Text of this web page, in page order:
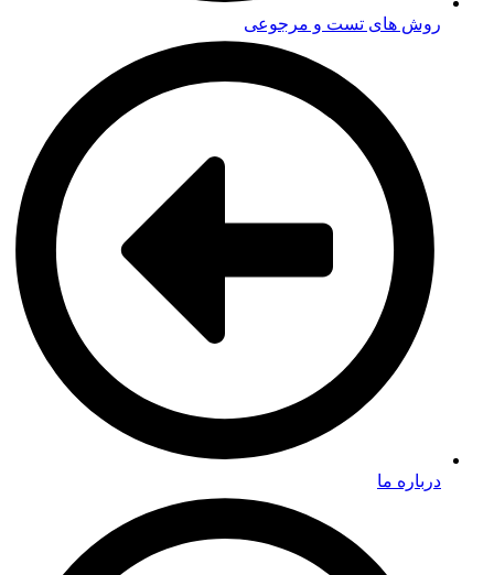
روش های تست و مرجوعی
درباره ما